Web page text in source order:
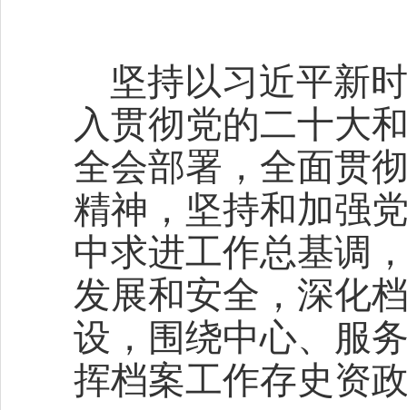
坚持以习近平新
入贯彻党的二十大
全会部署，全面贯
精神，坚持和加强
中求进工作总基调
发展和安全，深化
设，围绕中心、服
挥档案工作存史资